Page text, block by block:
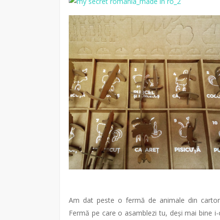
Am dat peste o fermă de animale din
Fermă pe care o asamblezi tu, deși mai bine